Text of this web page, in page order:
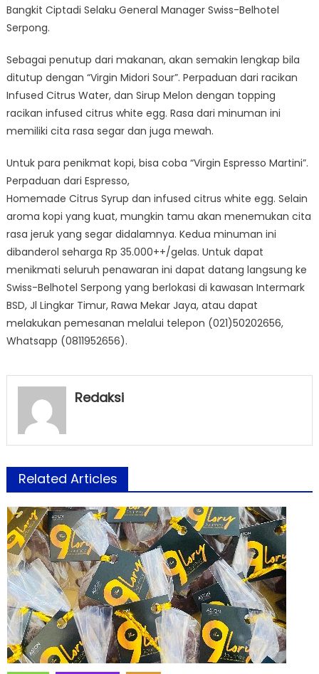
Bangkit Ciptadi Selaku General Manager Swiss-Belhotel
Serpong.
Sebagai penutup dari makanan, akan semakin lengkap bila
ditutup dengan “Virgin Midori Sour”. Perpaduan dari racikan
Infused Citrus Water, dan Sirup Melon dengan topping
racikan infused citrus white egg. Rasa dari minuman ini
memiliki cita rasa segar dan juga mewah.
Untuk para penikmat kopi, bisa coba “Virgin Espresso Martini”.
Perpaduan dari Espresso,
Homemade Citrus Syrup dan infused citrus white egg. Selain
aroma kopi yang kuat, mungkin tamu akan menemukan cita
rasa jeruk yang segar didalamnya. Kedua minuman ini
dibanderol seharga Rp 35.000++/gelas. Untuk dapat
menikmati seluruh penawaran ini dapat datang langsung ke
Swiss-Belhotel Serpong yang berlokasi di kawasan Intermark
BSD, Jl Lingkar Timur, Rawa Mekar Jaya, atau dapat
melakukan pemesanan melalui telepon (021)50202656,
Whatsapp (0811952656).
Redaksi
Related Articles